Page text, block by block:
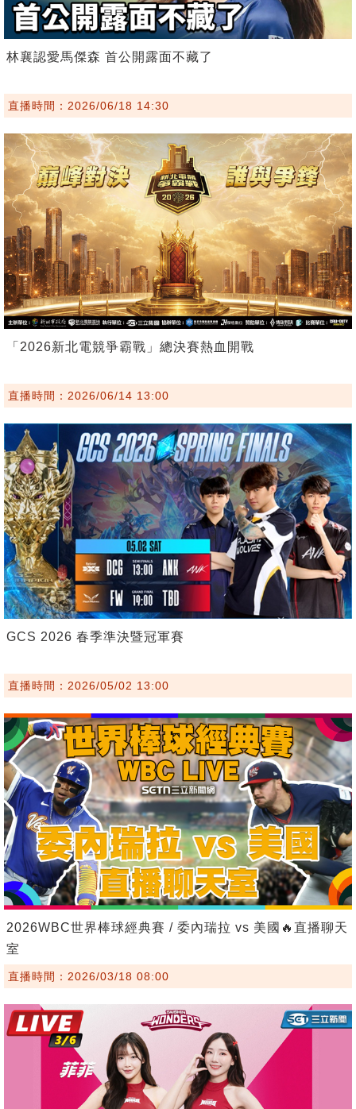
林襄認愛馬傑森 首公開露面不藏了
直播時間：2026/06/18 14:30
「2026新北電競爭霸戰」總決賽熱血開戰
直播時間：2026/06/14 13:00
GCS 2026 春季準決暨冠軍賽
直播時間：2026/05/02 13:00
2026WBC世界棒球經典賽 / 委內瑞拉 vs 美國🔥直播聊天
室
直播時間：2026/03/18 08:00